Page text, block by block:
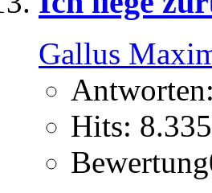
Gallus
Antworten:
Hits: 8.335